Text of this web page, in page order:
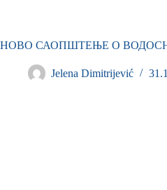
НОВО САОПШТЕЊЕ О
Jelena Dimitrijević